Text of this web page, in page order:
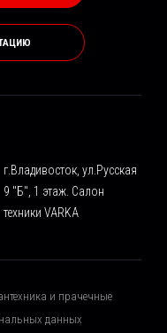
г.Владивосток, ул.Русская
9 "Б", 1 этаж. Салон
техники VARKA
и прачечные
данных